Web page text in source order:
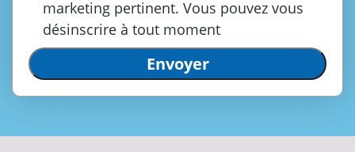
marketing pertinent. Vous pouvez vous
désinscrire à tout moment